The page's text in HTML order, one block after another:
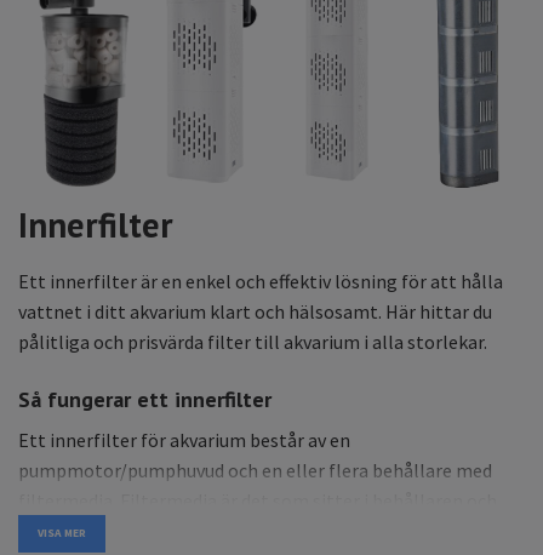
Innerfilter
Ett innerfilter är en enkel och effektiv lösning för att hålla
vattnet i ditt akvarium klart och hälsosamt. Här hittar du
pålitliga och prisvärda filter till akvarium i alla storlekar.
Så fungerar ett innerfilter
Ett innerfilter för akvarium består av en
pumpmotor/pumphuvud och en eller flera behållare med
kan filtrera vattnet antingen mekaniskt, biologiskt eller
VISA MER